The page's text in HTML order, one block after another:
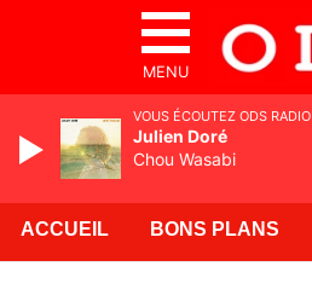
MENU
ACCUEIL BONS PLANS
VOUS ÉCOUTEZ ODS RADIO
Julien Doré
Chou Wasabi